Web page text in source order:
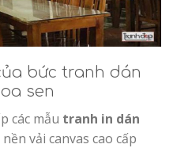
bức tranh dán
sen
các mẫu tranh in dán
vải canvas cao cấp